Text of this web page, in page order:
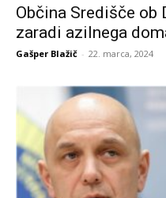
Občina Središče ob
zaradi azilnega
Gašper Blažič - 22. marca, 2024